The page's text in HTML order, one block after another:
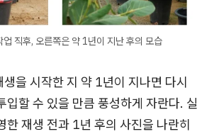
업 직후, 오른쪽은 약 1년이 지난 후의 모습
을 시작한 지 약 1년이 지나면 다시
입할 수 있을 만큼 풍성하게 자란다. 실
한 재생 전과 1년 후의 사진을 나란히